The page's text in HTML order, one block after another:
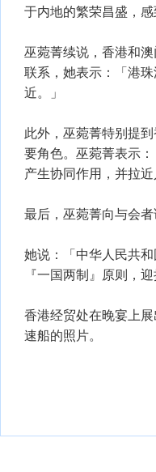
于内地的繁荣昌盛，感
巫菀菁续说，香港和
联系，她表示：「港
近。」
此外，巫菀菁特别提
要角色。巫菀菁表示
产生协同作用，并拉近
最后，巫菀菁向与会者
她说：「中华人民共
『一国两制』原则，
香港经贸处在晚宴上
速船的照片。